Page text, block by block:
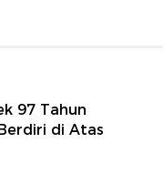
97 Tahun
di Atas